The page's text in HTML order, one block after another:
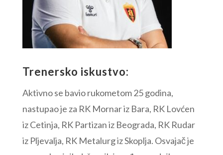
Trenersko iskustvo:
Aktivno se bavio rukometom 25 godina,
nastupao je za RK Mornar iz Bara, RK Lovćen
iz Cetinja, RK Partizan iz Beograda, RK Rudar
iz Pljevalja, RK Metalurg iz Skoplja. Osvajač je